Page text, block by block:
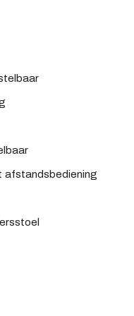
afstandsbediening